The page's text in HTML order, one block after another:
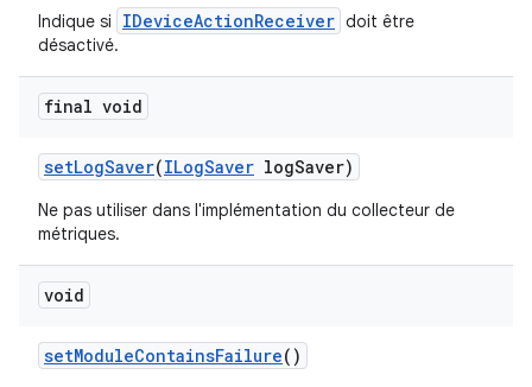
Indique si IDeviceActionReceiver doit être
désactivé.
final void
setLogSaver(ILogSaver logSaver)
Ne pas utiliser dans l'implémentation du collecteur de
métriques.
void
setModuleContainsFailure()